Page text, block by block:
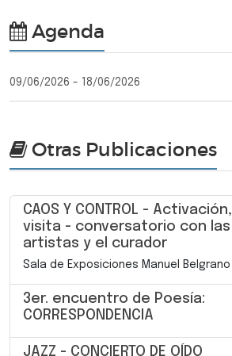
Agenda
09/06/2026 - 18/06/2026
Otras Publicaciones
CAOS Y CONTROL - Activación,
visita - conversatorio con las
artistas y el curador
Sala de Exposiciones Manuel Belgrano
3er. encuentro de Poesía:
CORRESPONDENCIA
JAZZ - CONCIERTO DE OÍDO